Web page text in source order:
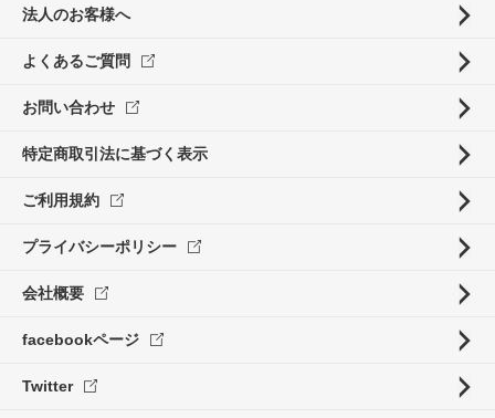
法人のお客様へ
よくあるご質問
お問い合わせ
特定商取引法に基づく表示
ご利用規約
プライバシーポリシー
会社概要
facebookページ
Twitter